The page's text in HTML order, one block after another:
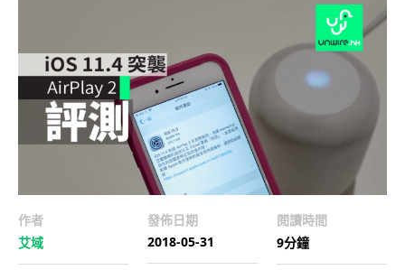
作者
艾域
發佈日期
2018-05-31
閱讀時間
9分鐘